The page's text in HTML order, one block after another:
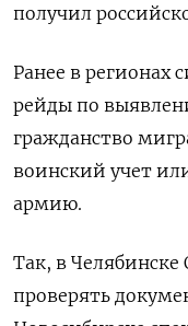
получил
Ранее в регионах
рейды по
гражданство
воинский учет
армию.
Так, в
проверять